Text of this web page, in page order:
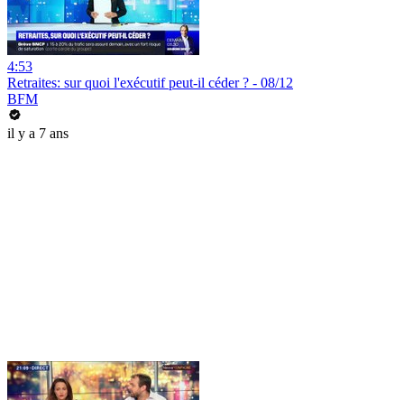
4:53
Retraites: sur quoi l'exécutif peut-il céder ? - 08/12
BFM
il y a 7 ans